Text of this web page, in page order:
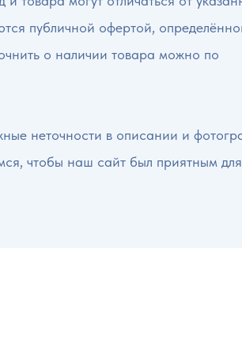
публичной офертой,
о наличии товара можно по
неточности в описании и
чтобы наш сайт был приятным для